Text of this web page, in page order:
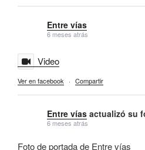
Entre vías
6 meses atrás
Video
Ver en facebook · Compartir
Entre vías actualizó su
6 meses atrás
Foto de portada de Entre vías